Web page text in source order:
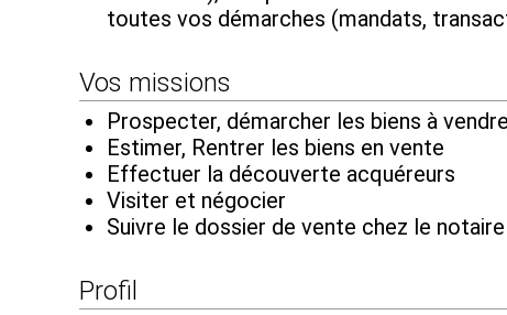
toutes vos démarches (mandats,
Vos missions
Prospecter, démarcher les biens à vendre
Estimer, Rentrer les biens en vente
Effectuer la découverte acquéreurs
Visiter et négocier
Suivre le dossier de vente chez le
Profil